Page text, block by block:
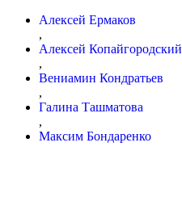
Алексей Ермаков
,
Алексей Копайгородский
,
Вениамин Кондратьев
,
Галина Ташматова
,
Максим Бондаренко